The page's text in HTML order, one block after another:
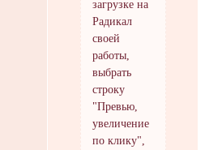
загрузке на
Радикал
своей
работы,
выбрать
строку
"Превью,
увеличение
по клику",